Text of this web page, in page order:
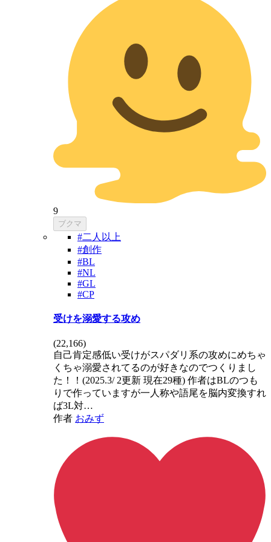
9
ブクマ
#二人以上
#創作
#BL
#NL
#GL
#CP
受けを溺愛する攻め
(22,166)
自己肯定感低い受けがスパダリ系の攻めにめちゃ
くちゃ溺愛されてるのが好きなのでつくりまし
た！！(2025.3/ 2更新 現在29種) 作者はBLのつも
りで作っていますが一人称や語尾を脳内変換すれ
ば3L対…
作者 おみず